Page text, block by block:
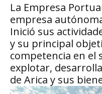
La Empresa
empresa
Inició sus
y su principal
competencia en el
explotar,
de Arica y sus